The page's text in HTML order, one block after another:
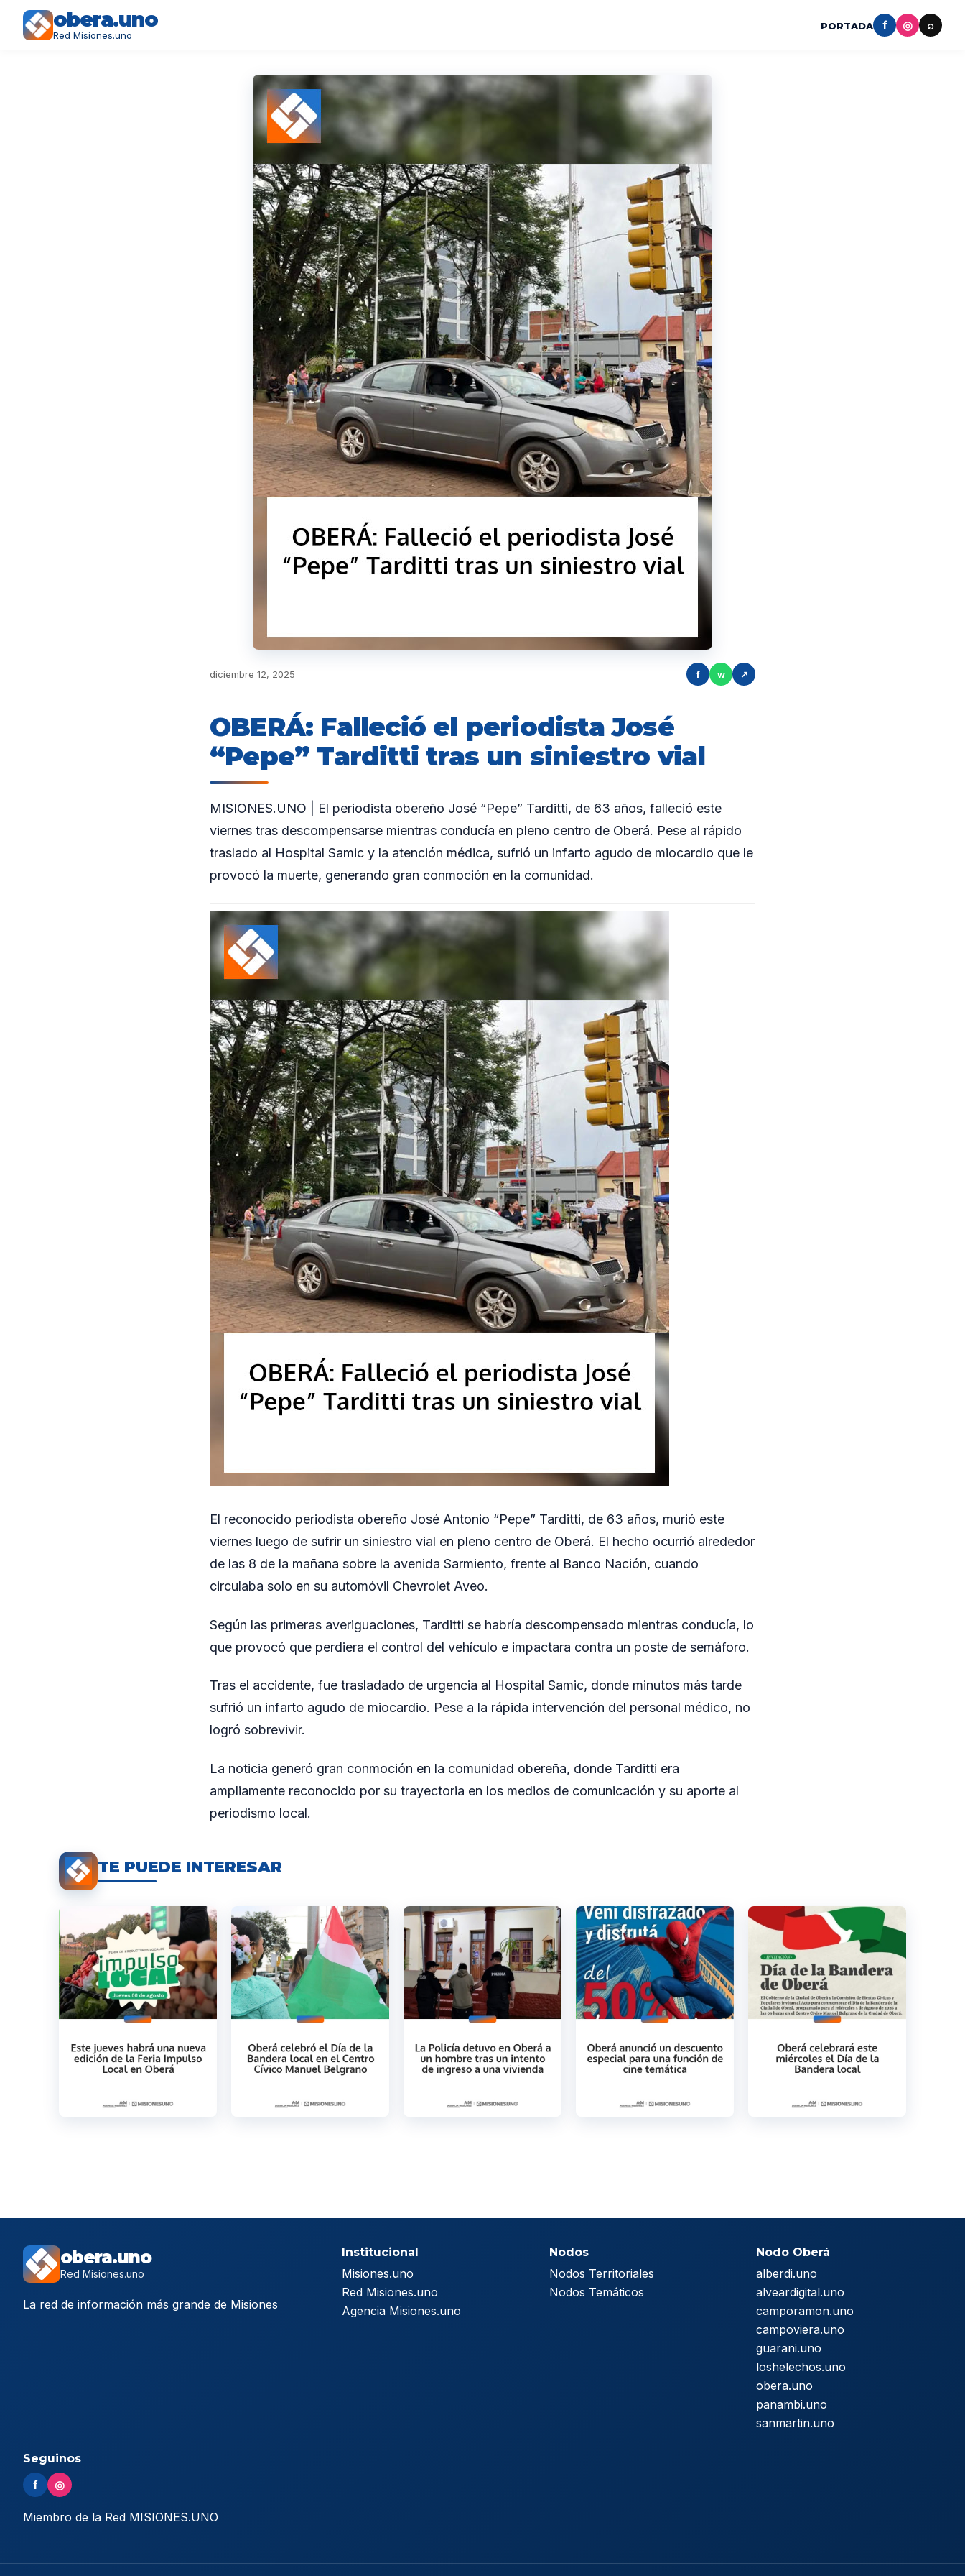
obera.uno
Red Misiones.uno
PORTADA f ◎ ⌕
diciembre 12, 2025 f w ↗
OBERÁ: Falleció el periodista José
“Pepe” Tarditti tras un siniestro vial
MISIONES.UNO | El periodista obereño José “Pepe” Tarditti, de 63 años, falleció este
viernes tras descompensarse mientras conducía en pleno centro de Oberá. Pese al rápido
traslado al Hospital Samic y la atención médica, sufrió un infarto agudo de miocardio que le
provocó la muerte, generando gran conmoción en la comunidad.
El reconocido periodista obereño José Antonio “Pepe” Tarditti, de 63 años, murió este
viernes luego de sufrir un siniestro vial en pleno centro de Oberá. El hecho ocurrió alrededor
de las 8 de la mañana sobre la avenida Sarmiento, frente al Banco Nación, cuando
circulaba solo en su automóvil Chevrolet Aveo.
Según las primeras averiguaciones, Tarditti se habría descompensado mientras conducía, lo
que provocó que perdiera el control del vehículo e impactara contra un poste de semáforo.
Tras el accidente, fue trasladado de urgencia al Hospital Samic, donde minutos más tarde
sufrió un infarto agudo de miocardio. Pese a la rápida intervención del personal médico, no
logró sobrevivir.
La noticia generó gran conmoción en la comunidad obereña, donde Tarditti era
ampliamente reconocido por su trayectoria en los medios de comunicación y su aporte al
periodismo local.
TE PUEDE INTERESAR
obera.uno
Red Misiones.uno
La red de información más grande de Misiones
Institucional
Misiones.uno
Red Misiones.uno
Agencia Misiones.uno
Nodos
Nodos Territoriales
Nodos Temáticos
Nodo Oberá
alberdi.uno
alveardigital.uno
camporamon.uno
campoviera.uno
guarani.uno
loshelechos.uno
obera.uno
panambi.uno
sanmartin.uno
Seguinos
f ◎
Miembro de la Red MISIONES.UNO